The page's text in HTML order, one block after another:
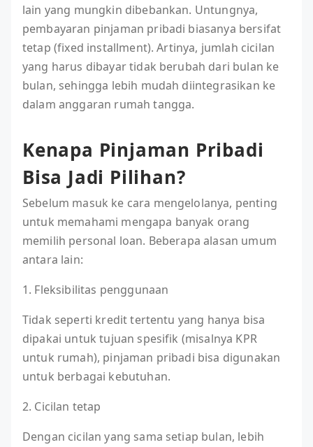
lain yang mungkin dibebankan. Untungnya,
pembayaran pinjaman pribadi biasanya bersifat
tetap (fixed installment). Artinya, jumlah cicilan
yang harus dibayar tidak berubah dari bulan ke
bulan, sehingga lebih mudah diintegrasikan ke
dalam anggaran rumah tangga.
Kenapa Pinjaman Pribadi
Bisa Jadi Pilihan?
Sebelum masuk ke cara mengelolanya, penting
untuk memahami mengapa banyak orang
memilih personal loan. Beberapa alasan umum
antara lain:
1. Fleksibilitas penggunaan
Tidak seperti kredit tertentu yang hanya bisa
dipakai untuk tujuan spesifik (misalnya KPR
untuk rumah), pinjaman pribadi bisa digunakan
untuk berbagai kebutuhan.
2. Cicilan tetap
Dengan cicilan yang sama setiap bulan, lebih